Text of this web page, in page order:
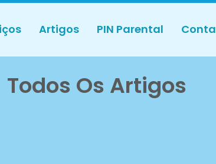
Artigos PIN Parental
Todos Os Artigos